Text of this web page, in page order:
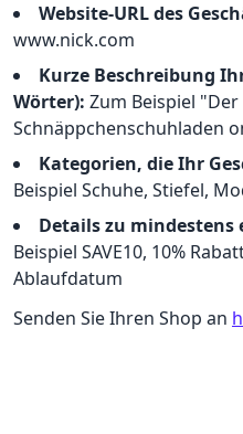
Website-URL des
www.nick.com
Kurze Beschreibung
Wörter): Zum Beispiel
Schnäppchenschuhladen
Kategorien, die Ihr
Beispiel Schuhe, Stiefel,
Details zu mindestens
Beispiel SAVE10, 10%
Ablaufdatum
Senden Sie Ihren Shop an